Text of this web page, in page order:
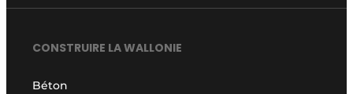
CONSTRUIRE LA WALLONIE
Béton